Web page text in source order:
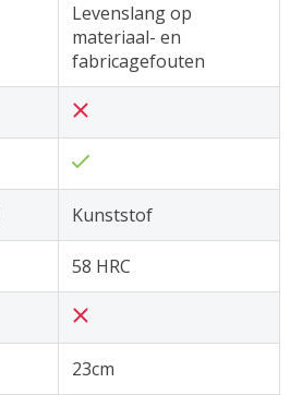
Levenslang op
materiaal- en
fabricagefouten
Kunststof
58 HRC
23cm